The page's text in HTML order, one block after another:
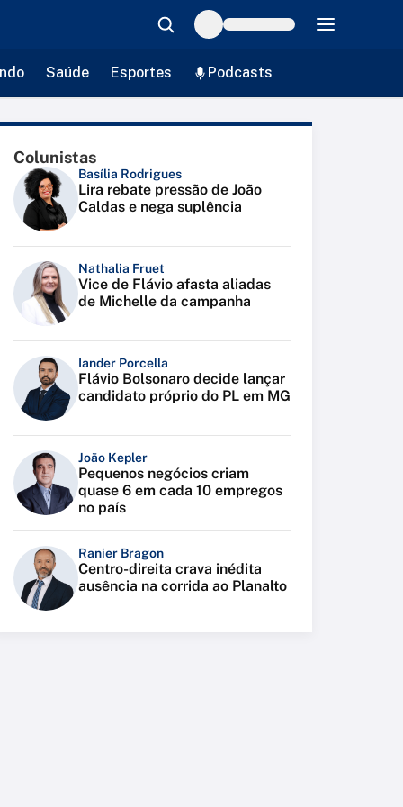
Saúde Esportes Podcasts
Colunistas
Basília Rodrigues
Lira rebate pressão de João
Caldas e nega suplência
Nathalia Fruet
Vice de Flávio afasta aliadas
de Michelle da campanha
Iander Porcella
Flávio Bolsonaro decide lançar
candidato próprio do PL em MG
João Kepler
Pequenos negócios criam
quase 6 em cada 10 empregos
no país
Ranier Bragon
Centro-direita crava inédita
ausência na corrida ao Planalto